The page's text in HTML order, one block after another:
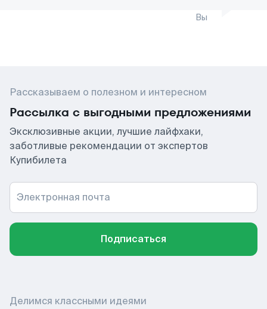
Вы
Рассказываем о полезном и интересном
Рассылка с выгодными предложениями
Эксклюзивные акции, лучшие лайфхаки,
заботливые рекомендации от экспертов
Купибилета
Электронная почта
Подписаться
Делимся классными идеями